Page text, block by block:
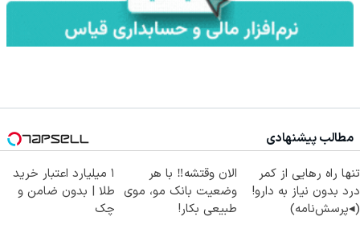
مطالب پیشنهادی
تنها راه رهایی از کمر
درد بدون نیاز به دارو!
(◂پرسش‌نامه)
الان وقتشه‼️ با هر
وضعیت بانک مو، موی
طبیعی بکار!
۱ میلیارد اعتبار خرید
طلا | بدون ضامن و
چک